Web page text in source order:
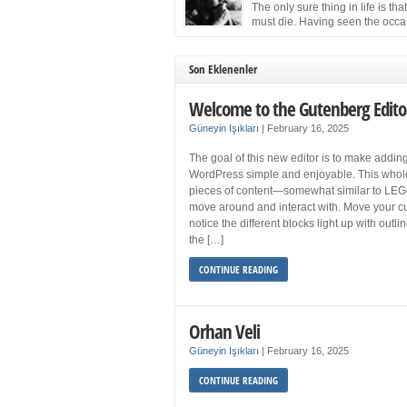
and still feel fatigued when your […]
The only sure thing in life is that
must die. Having seen the
the Cuban Revolution would succumb to that
Son Eklenenler
Welcome to the Gutenberg
Güneyin Işıkları February 16, 2025
The goal of this new editor is to make
WordPress simple and enjoyable. This
pieces of content—somewhat similar to
move around and interact with. Move your
notice the different blocks light up with
the […]
CONTINUE READING
Orhan Veli
Güneyin Işıkları February 16, 2025
CONTINUE READING